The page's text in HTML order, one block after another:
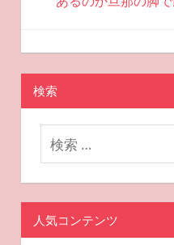
ー
シ
ョ
ン
2025-08-03
miyu
可愛く見える化粧
検索
人気コンテンツ